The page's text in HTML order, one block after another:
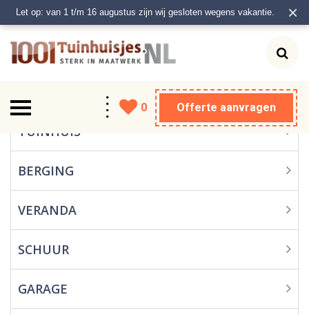
Let op: van 1 t/m 16 augustus zijn wij gesloten wegens vakantie. ×
Veranda
Schuur
Carport
0 Offerte aanvragen
TUINHUIS
BERGING
VERANDA
SCHUUR
GARAGE